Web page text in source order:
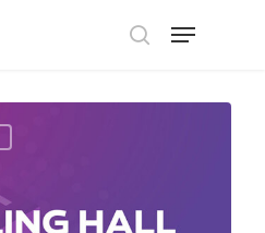
Menu